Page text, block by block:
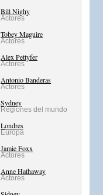
Bill Nighy
Actores
Tobey Maguire
Actores
Alex Pettyfer
Actores
Antonio Banderas
Actores
Sydney
Regiones del mundo
Londres
Europa
Jamie Foxx
Actores
Anne Hathaway
Actores